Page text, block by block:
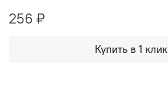
256 ₽
Купить в 1 клик